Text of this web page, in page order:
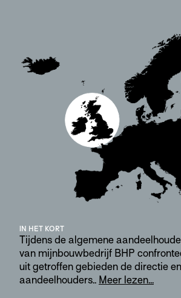
IN HET KORT
Tijdens de algemene
van mijnbouwbedrijf BHP
uit getroffen gebieden de directie en
aandeelhouders.. Meer lezen...